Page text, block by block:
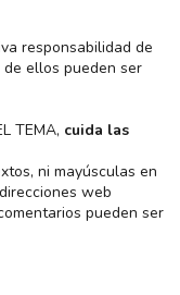
responsabilidad de
ellos pueden ser
TEMA, cuida las
ni mayúsculas en
web
pueden ser